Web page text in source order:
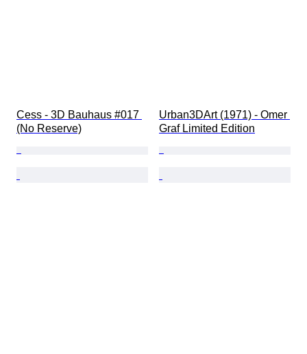
Cess - 3D Bauhaus #017
(No Reserve)
Urban3DArt (1971) - Omer
Graf Limited Edition